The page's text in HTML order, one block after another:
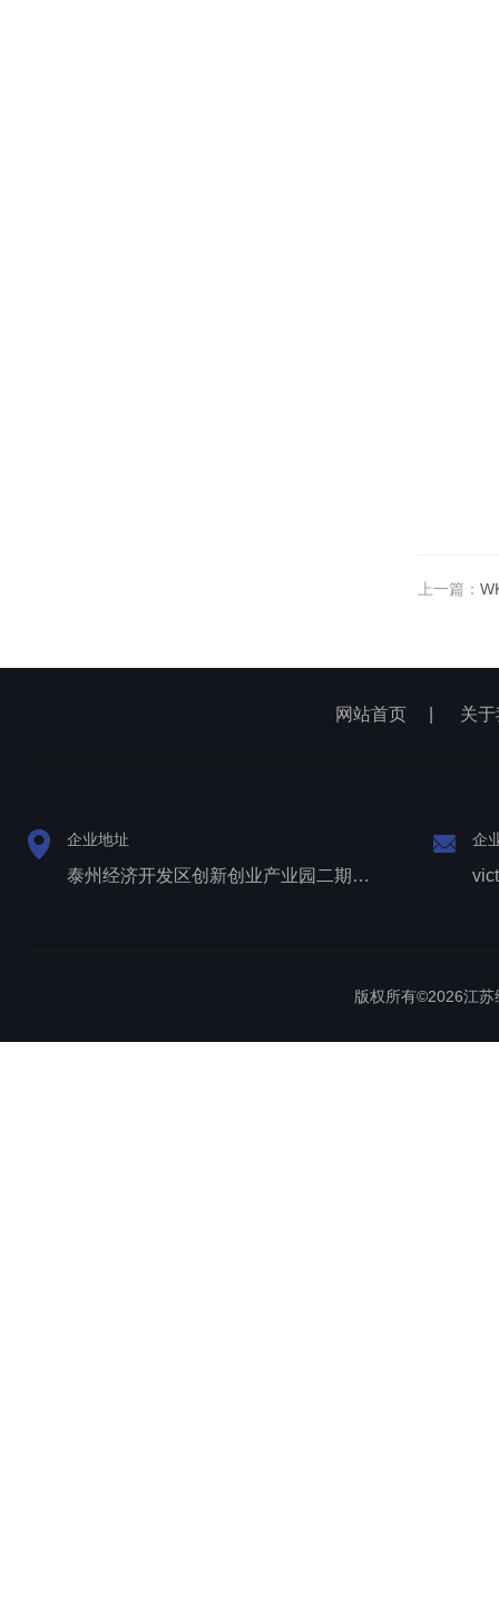
上一篇：
网站首页 关
企业地址
泰州经济开发区创新创业产业园二期1号厂房西侧三层
企
版权所有©2026江